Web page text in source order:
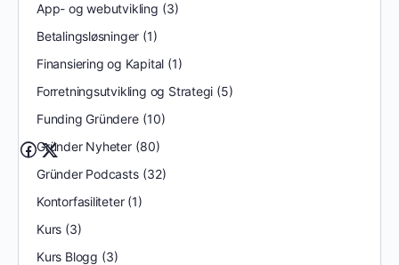
App- og webutvikling (3)
Betalingsløsninger (1)
Finansiering og Kapital (1)
Forretningsutvikling og Strategi (5)
Funding Gründere(10)
Gründer Nyheter(80)
Gründer Podcasts(32)
Kontorfasiliteter(1)
Kurs (3)
Kurs Blogg (3)